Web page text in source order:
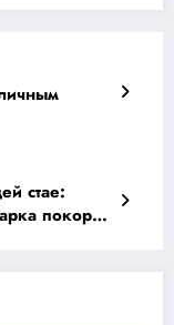
стае:
покорил